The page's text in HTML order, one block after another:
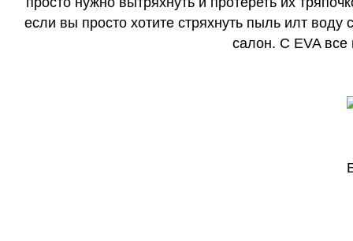
если вы просто хотите стряхнуть пыль илт воду
салон. С EVA все